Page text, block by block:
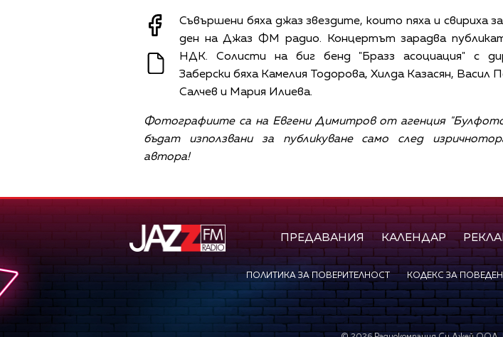
Съвършени бяха джаз звездите, които пяха и свириха
ден на Джаз ФМ радио. Концертът зарадва
НДК. Солисти на биг бенд "Бразз асоциация" с
Заберски бяха Камелия Тодорова, Хилда Казасян,
Салчев и Мария Илиева.
Фотографиите са на Евгени Димитров от агенция
бъдат използвани за публикуване само след
автора!
ПРЕДАВАНИЯ КАЛЕНДАР
ПОЛИТИКА ЗА ПОВЕРИТЕЛНОСТ КОДЕКС ЗА